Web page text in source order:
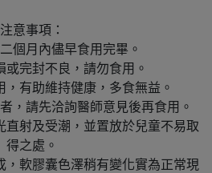
注意事項：
個月內儘早食用完畢。
或完封不良，請勿食用。
，有助維持健康，多食無益。
，請先洽詢醫師意見後再食用。
直射及受潮，並置放於兒童不易取
得之處。
，軟膠囊色澤稍有變化實為正常現